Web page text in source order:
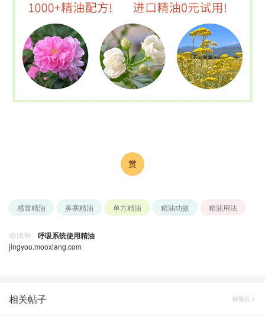
感冒精油 鼻塞精油 单方精油 精油功效 精油用法
1839 呼吸系统使用精油
jingyou.mooxiang.com
相关帖子 标签云